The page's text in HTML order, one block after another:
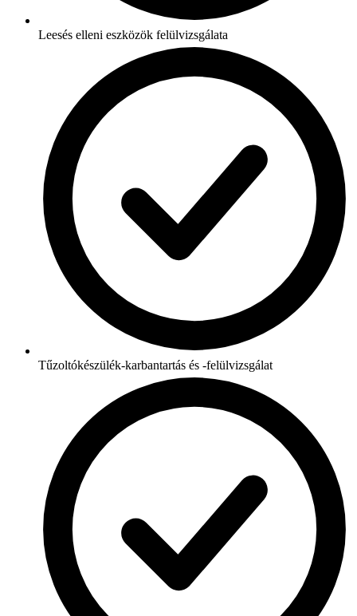
Leesés elleni eszközök felülvizsgálata
Tűzoltókészülék-karbantartás és -felülvizsgálat